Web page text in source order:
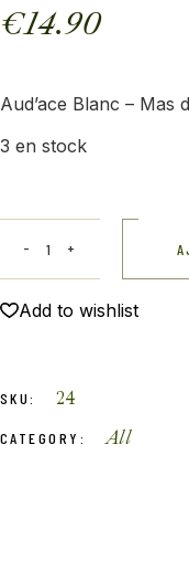
€14.90
Aud’ace Blanc – Mas
3 en stock
Add to wishlist
SKU: 24
CATEGORY: All